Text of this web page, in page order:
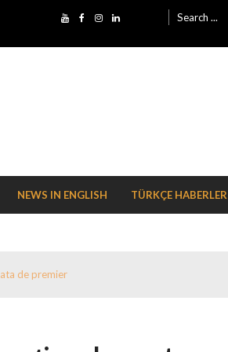
Search for:
NEWS IN ENGLISH TÜRKÇE HABERLER
de premier